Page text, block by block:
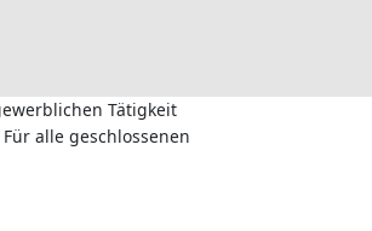
Tätigkeit
alle geschlossenen